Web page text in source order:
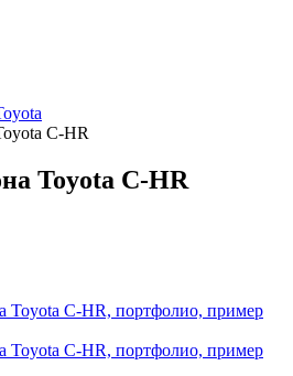
C-HR
Toyota C-HR